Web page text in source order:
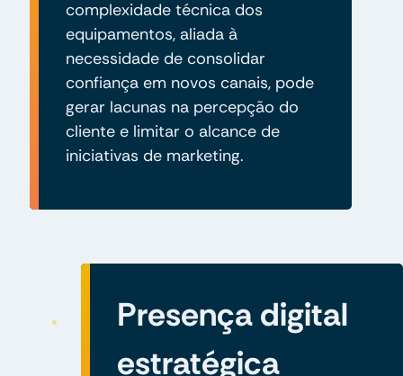
complexidade técnica dos
equipamentos, aliada à
necessidade de consolidar
confiança em novos canais, pode
gerar lacunas na percepção do
cliente e limitar o alcance de
iniciativas de marketing.
Presença digital
estratégica